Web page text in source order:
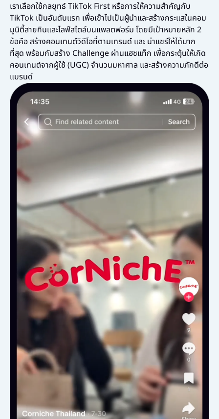
เราเลือกใช้กลยุทธ์ TikTok First หรือการให้ความสำคัญกับ
TikTok เป็นอันดับแรก เพื่อเข้าไปเป็นผู้นำและสร้างกระแสในคอม
มูนิตี้สายกินและไลฟ์สไตล์บนแพลตฟอร์ม โดยมีเป้าหมายหลัก 2
ข้อคือ สร้างคอนเทนต์วิดีโอที่ตามเทรนด์ และ น่าแชร์ให้ได้มาก
ที่สุด พร้อมกับสร้าง Challenge ผ่านแฮชแท็ก เพื่อกระตุ้นให้เกิด
คอนเทนต์จากผู้ใช้ (UGC) จำนวนมหาศาล และสร้างความภักดีต่อ
แบรนด์